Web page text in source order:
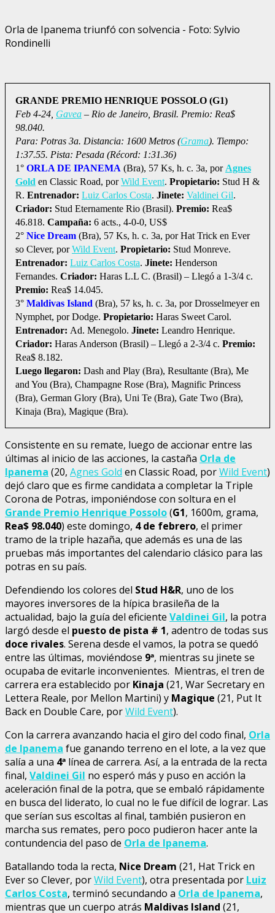
Orla de Ipanema triunfó con solvencia - Foto: Sylvio
Rondinelli
GRANDE PREMIO HENRIQUE POSSOLO (G1)
Feb 4-24, Gavea – Rio de Janeiro, Brasil. Premio: Rea$
98.040.
Para: Potras 3a. Distancia: 1600 Metros (Grama). Tiempo:
1:37.55. Pista: Pesada (Récord: 1:31.36)
1° ORLA DE IPANEMA (Bra), 57 Ks, h. c. 3a, por Agnes
Gold en Classic Road, porWild Event. Propietario: Stud H &
R. Entrenador: Luiz Carlos Costa. Jinete: Valdinei Gil.
Criador: Stud Eternamente Rio (Brasil). Premio: Rea$
46.818. Campaña: 6 acts., 4-0-0, US$
2° Nice Dream (Bra), 57 Ks, h. c. 3a, por Hat Trick en Ever
so Clever, porWild Event. Propietario: Stud Monreve.
Entrenador: Luiz Carlos Costa. Jinete: Henderson
Fernandes. Criador: Haras L.L C. (Brasil) – Llegó a 1-3/4 c.
Premio: Rea$ 14.045.
3° Maldivas Island (Bra), 57 ks, h. c. 3a, por Drosselmeyer en
Nymphet, por Dodge. Propietario: Haras Sweet Carol.
Entrenador: Ad. Menegolo. Jinete: Leandro Henrique.
Criador: Haras Anderson (Brasil) – Llegó a 2-3/4 c. Premio:
Rea$ 8.182.
Luego llegaron: Dash and Play (Bra), Resultante (Bra), Me
and You (Bra), Champagne Rose (Bra), Magnific Princess
(Bra), German Glory (Bra), Uni Te (Bra), Gate Two (Bra),
Kinaja (Bra), Magique (Bra).
Consistente en su remate, luego de accionar entre las
últimas al inicio de las acciones, la castaña Orla de
Ipanema (20, Agnes Gold en Classic Road, porWild Event)
dejó claro que es firme candidata a completar la Triple
Corona de Potras, imponiéndose con soltura en el
Grande Premio Henrique Possolo(G1, 1600m, grama,
Rea$ 98.040) este domingo, 4 de febrero, el primer
tramo de la triple hazaña, que además es una de las
pruebas más importantes del calendario clásico para las
potras en su país.
Defendiendo los colores del Stud H&R, uno de los
mayores inversores de la hípica brasileña de la
actualidad, bajo la guía del eficiente Valdinei Gil, la potra
largó desde el puesto de pista # 1, adentro de todas sus
doce rivales. Serena desde el vamos, la potra se quedó
entre las últimas, moviéndose 9ª, mientras su jinete se
ocupaba de evitarle inconvenientes. Mientras, el tren de
carrera era establecido por Kinaja (21, War Secretary en
Lettera Reale, por Mellon Martini) y Magique (21, Put It
Back en Double Care, porWild Event).
Con la carrera avanzando hacia el giro del codo final, Orla
de Ipanema fue ganando terreno en el lote, a la vez que
salía a una 4ª línea de carrera. Así, a la entrada de la recta
final, Valdinei Gil no esperó más y puso en acción la
aceleración final de la potra, que se embaló rápidamente
en busca del liderato, lo cual no le fue difícil de lograr. Las
que serían sus escoltas al final, también pusieron en
marcha sus remates, pero poco pudieron hacer ante la
contundencia del paso de Orla de Ipanema.
Batallando toda la recta, Nice Dream (21, Hat Trick en
Ever so Clever, porWild Event), otra presentada por Luiz
Carlos Costa, terminó secundando a Orla de Ipanema,
mientras que un cuerpo atrás Maldivas Island (21,